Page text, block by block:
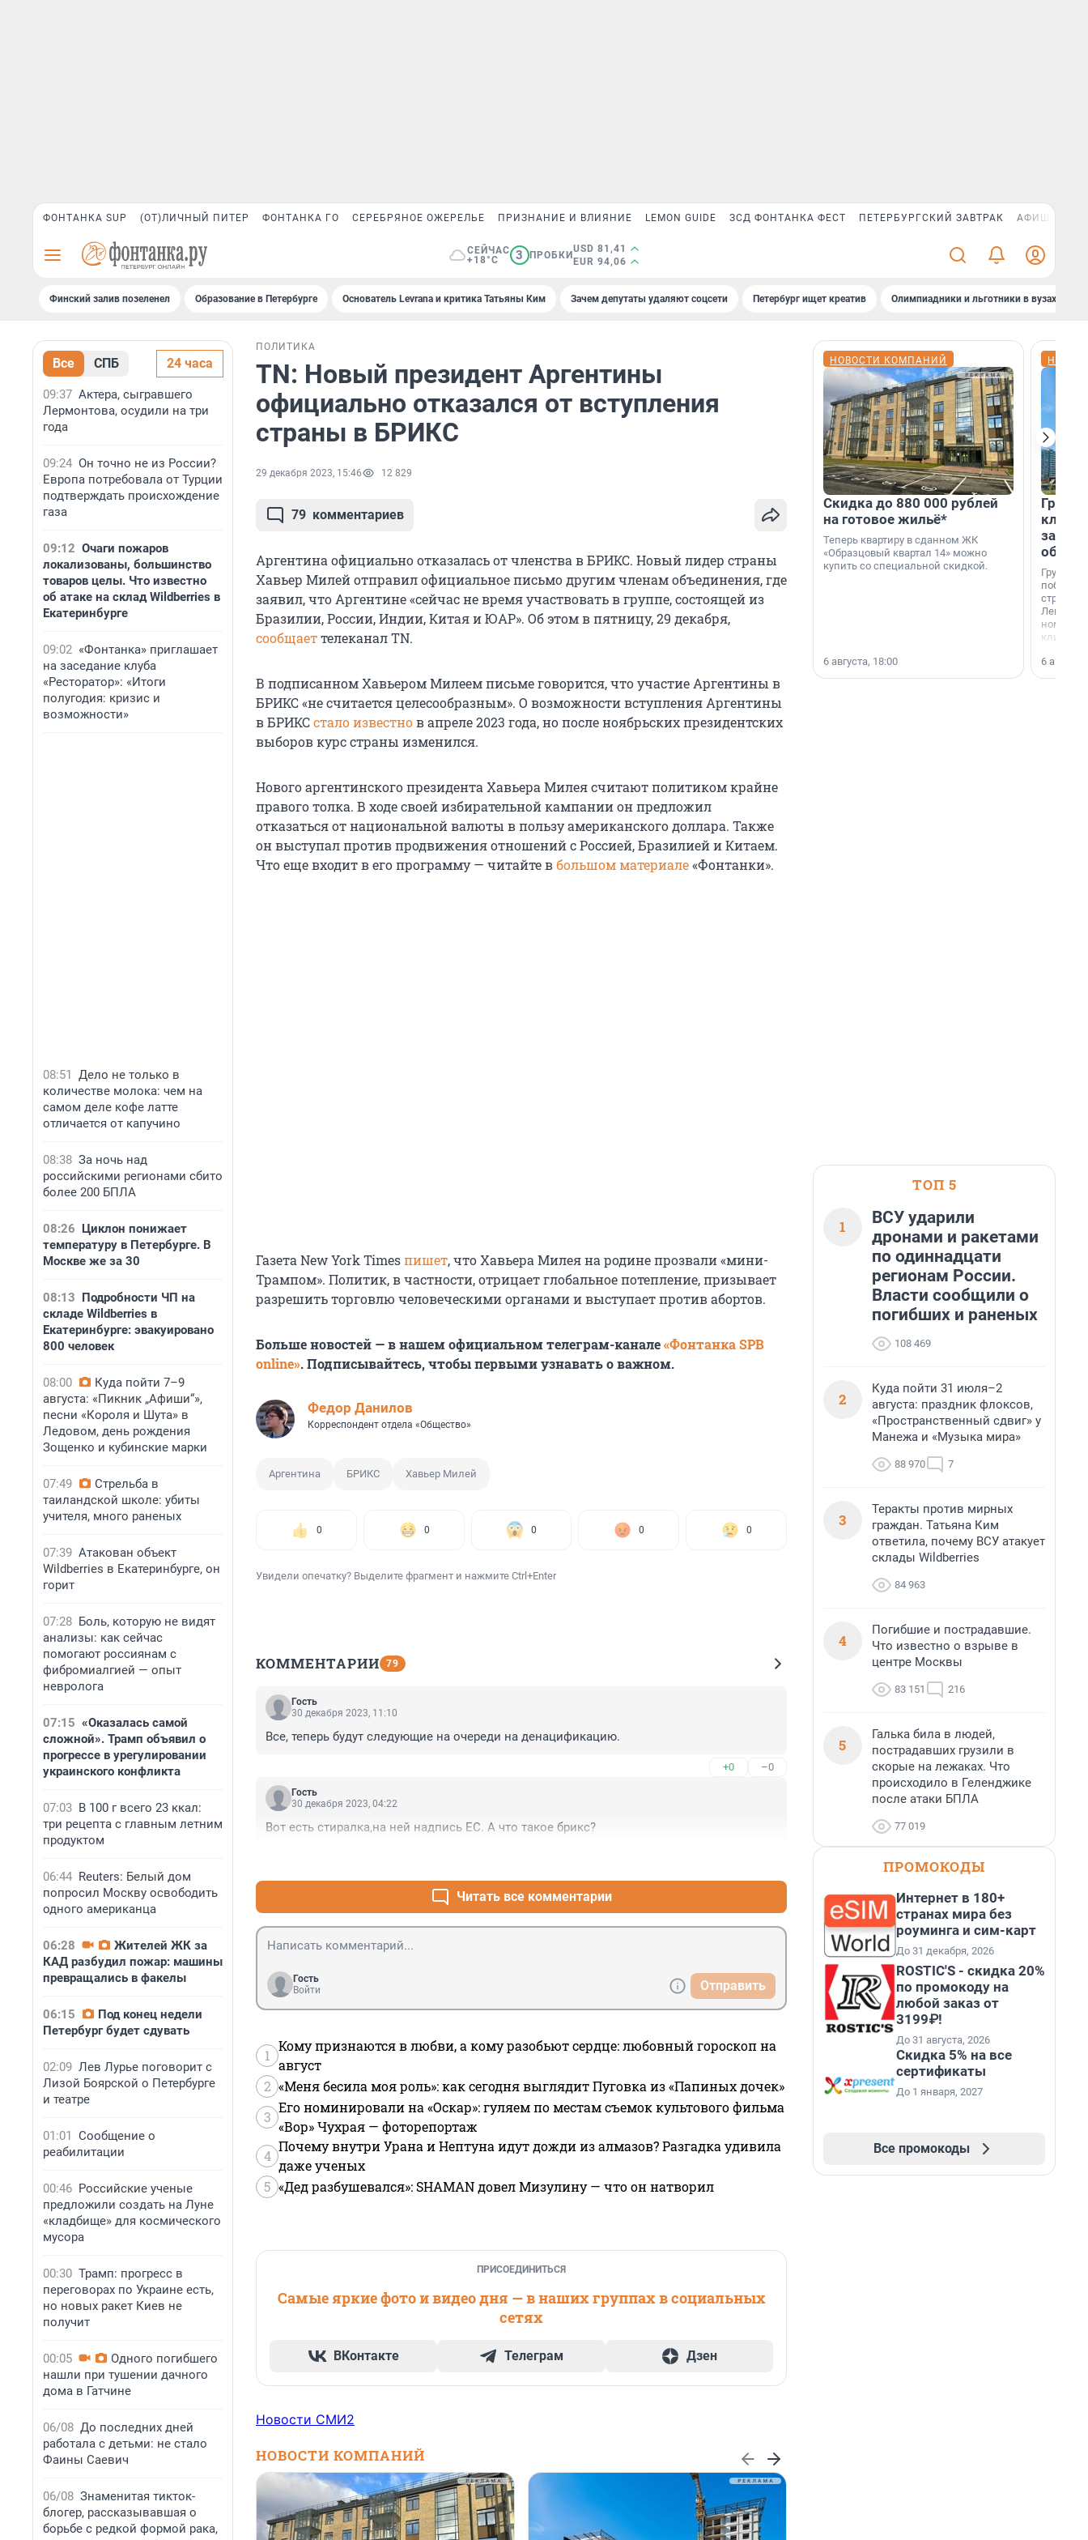
ФОНТАНКА SUP (ОТ)ЛИЧНЫЙ ПИТЕР ФОНТАНКА ГО СЕРЕБРЯНОЕ ОЖЕРЕЛЬЕ ПРИЗНАНИЕ И ВЛИЯНИЕ LEMON GUIDE ЗСД ФОНТАНКА ФЕСТ ПЕТЕРБУРГСКИЙ ЗАВТРАК АФИША PLUS
СЕЙЧАС
+18°C
3 ПРОБКИ
USD 81,41
EUR 94,06
Финский залив позеленел Образование в Петербурге Основатель Levrana и критика Татьяны Ким Зачем депутаты удаляют соцсети Петербург ищет креатив Олимпиадники и льготники в вузах СПб
Все СПБ 24 часа
09:37 Актера, сыгравшего
Лермонтова, осудили на три
года
09:24 Он точно не из России?
Европа потребовала от Турции
подтверждать происхождение
газа
09:12 Очаги пожаров
локализованы, большинство
товаров целы. Что известно
об атаке на склад Wildberries в
Екатеринбурге
09:02 «Фонтанка» приглашает
на заседание клуба
«Ресторатор»: «Итоги
полугодия: кризис и
возможности»
08:51 Дело не только в
количестве молока: чем на
самом деле кофе латте
отличается от капучино
08:38 За ночь над
российскими регионами сбито
более 200 БПЛА
08:26 Циклон понижает
температуру в Петербурге. В
Москве же за 30
08:13 Подробности ЧП на
складе Wildberries в
Екатеринбурге: эвакуировано
800 человек
08:00
Куда пойти 7–9
августа: «Пикник „Афиши“»,
песни «Короля и Шута» в
Ледовом, день рождения
Зощенко и кубинские марки
07:49
Стрельба в
таиландской школе: убиты
учителя, много раненых
07:39 Атакован объект
Wildberries в Екатеринбурге, он
горит
07:28 Боль, которую не видят
анализы: как сейчас
помогают россиянам с
фибромиалгией — опыт
невролога
07:15 «Оказалась самой
сложной». Трамп объявил о
прогрессе в урегулировании
украинского конфликта
07:03 В 100 г всего 23 ккал:
три рецепта с главным летним
продуктом
06:44 Reuters: Белый дом
попросил Москву освободить
одного американца
06:28
Жителей ЖК за
КАД разбудил пожар: машины
превращались в факелы
06:15
Под конец недели
Петербург будет сдувать
02:09 Лев Лурье поговорит с
Лизой Боярской о Петербурге
и театре
01:01 Сообщение о
реабилитации
00:46 Российские ученые
предложили создать на Луне
«кладбище» для космического
мусора
00:30 Трамп: прогресс в
переговорах по Украине есть,
но новых ракет Киев не
получит
00:05
Одного погибшего
нашли при тушении дачного
дома в Гатчине
06/08 До последних дней
работала с детьми: не стало
Фаины Саевич
06/08 Знаменитая тикток-
блогер, рассказывавшая о
борьбе с редкой формой рака,
ПОЛИТИКА
TN: Новый президент Аргентины
официально отказался от вступления
страны в БРИКС
29 декабря 2023, 15:46 12 829
79 комментариев
Аргентина официально отказалась от членства в БРИКС. Новый лидер страны
Хавьер Милей отправил официальное письмо другим членам объединения, где
заявил, что Аргентине «сейчас не время участвовать в группе, состоящей из
Бразилии, России, Индии, Китая и ЮАР». Об этом в пятницу, 29 декабря,
сообщаеттелеканал TN.
В подписанном Хавьером Милеем письме говорится, что участие Аргентины в
БРИКС «не считается целесообразным». О возможности вступления Аргентины
в БРИКСстало известнов апреле 2023 года, но после ноябрьских президентских
выборов курс страны изменился.
Нового аргентинского президента Хавьера Милея считают политиком крайне
правого толка. В ходе своей избирательной кампании он предложил
отказаться от национальной валюты в пользу американского доллара. Также
он выступал против продвижения отношений с Россией, Бразилией и Китаем.
Что еще входит в его программу — читайте вбольшом материале«Фонтанки».
Газета New York Timesпишет, что Хавьера Милея на родине прозвали «мини-
Трампом». Политик, в частности, отрицает глобальное потепление, призывает
разрешить торговлю человеческими органами и выступает против абортов.
Больше новостей — в нашем официальном телеграм-канале«Фонтанка SPB
online». Подписывайтесь, чтобы первыми узнавать о важном.
Федор Данилов
Корреспондент отдела «Общество»
Аргентина БРИКС Хавьер Милей
0 0 0 0 0
Увидели опечатку? Выделите фрагмент и нажмите Ctrl+Enter
КОММЕНТАРИИ 79
Гость
30 декабря 2023, 11:10
Все, теперь будут следующие на очереди на денацификацию.
+0 –0
Гость
30 декабря 2023, 04:22
Вот есть стиралка,на ней надпись ЕС. А что такое брикс?
Читать все комментарии
Гость
Войти
Отправить
1
Кому признаются в любви, а кому разобьют сердце: любовный гороскоп на
август
2 «Меня бесила моя роль»: как сегодня выглядит Пуговка из «Папиных дочек»
3
Его номинировали на «Оскар»: гуляем по местам съемок культового фильма
«Вор» Чухрая — фоторепортаж
4
Почему внутри Урана и Нептуна идут дожди из алмазов? Разгадка удивила
даже ученых
5 «Дед разбушевался»: SHAMAN довел Мизулину — что он натворил
ПРИСОЕДИНИТЬСЯ
Самые яркие фото и видео дня — в наших группах в социальных
сетях
ВКонтакте Телеграм Дзен
Новости СМИ2
НОВОСТИ КОМПАНИЙ
НОВОСТИ КОМПАНИЙ
Скидка до 880 000 рублей
на готовое жильё*
Теперь квартиру в сданном ЖК
«Образцовый квартал 14» можно
купить со специальной скидкой.
6 августа, 18:00
Группа
области».
6
ТОП 5
1
ВСУ ударили
дронами и ракетами
по одиннадцати
регионам России.
Власти сообщили о
погибших и раненых
108 469
2
Куда пойти 31 июля–2
августа: праздник флоксов,
«Пространственный сдвиг» у
Манежа и «Музыка мира»
88 970 7
3
Теракты против мирных
граждан. Татьяна Ким
ответила, почему ВСУ атакует
склады Wildberries
84 963
4
Погибшие и пострадавшие.
Что известно о взрыве в
центре Москвы
83 151 216
5
Галька била в людей,
пострадавших грузили в
скорые на лежаках. Что
происходило в Геленджике
после атаки БПЛА
77 019
ПРОМОКОДЫ
Интернет в 180+
странах мира без
роуминга и сим-карт
До 31 декабря, 2026
ROSTIC'S - скидка 20%
по промокоду на
любой заказ от
3199₽!
До 31 августа, 2026
Скидка 5% на все
сертификаты
До 1 января, 2027
Все промокоды